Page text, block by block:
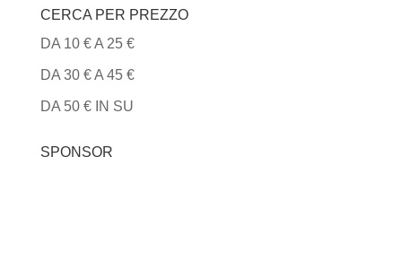
CERCA PER PREZZO
DA 10 € A 25 €
DA 30 € A 45 €
DA 50 € IN SU
SPONSOR